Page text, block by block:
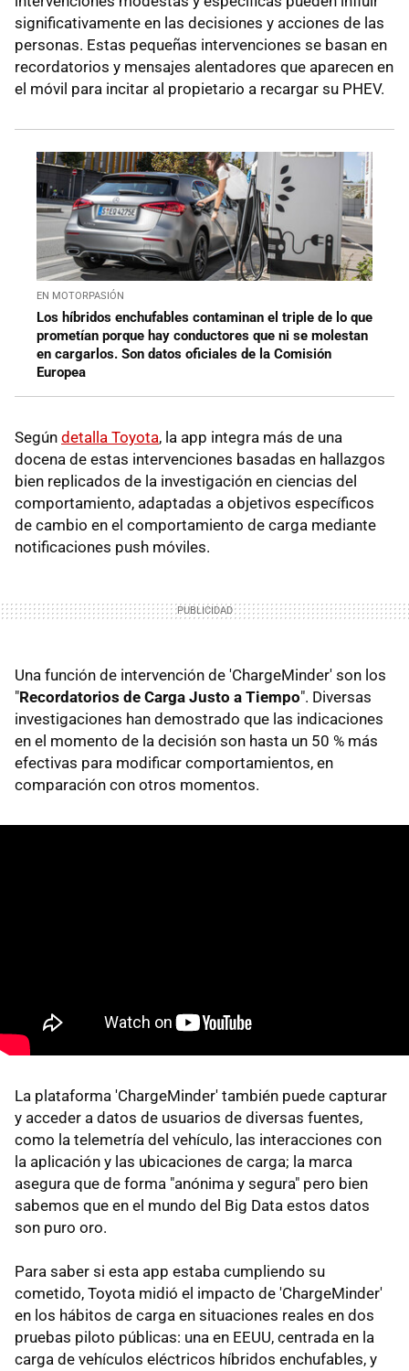
significativamente en las decisiones y acciones de las
personas. Estas pequeñas intervenciones se basan en
recordatorios y mensajes alentadores que aparecen en
el móvil para incitar al propietario a recargar su PHEV.
EN MOTORPASIÓN
Los híbridos enchufables contaminan el triple de lo que
prometían porque hay conductores que ni se molestan
en cargarlos. Son datos oficiales de la Comisión
Europea
Según detalla Toyota, la app integra más de una
docena de estas intervenciones basadas en hallazgos
bien replicados de la investigación en ciencias del
comportamiento, adaptadas a objetivos específicos
de cambio en el comportamiento de carga mediante
notificaciones push móviles.
Una función de intervención de 'ChargeMinder' son los
"Recordatorios de Carga Justo a Tiempo". Diversas
investigaciones han demostrado que las indicaciones
en el momento de la decisión son hasta un 50 % más
efectivas para modificar comportamientos, en
comparación con otros momentos.
La plataforma 'ChargeMinder' también puede capturar
y acceder a datos de usuarios de diversas fuentes,
como la telemetría del vehículo, las interacciones con
la aplicación y las ubicaciones de carga; la marca
asegura que de forma "anónima y segura" pero bien
sabemos que en el mundo del Big Data estos datos
son puro oro.
Para saber si esta app estaba cumpliendo su
cometido, Toyota midió el impacto de 'ChargeMinder'
en los hábitos de carga en situaciones reales en dos
pruebas piloto públicas: una en EEUU, centrada en la
carga de vehículos eléctricos híbridos enchufables, y